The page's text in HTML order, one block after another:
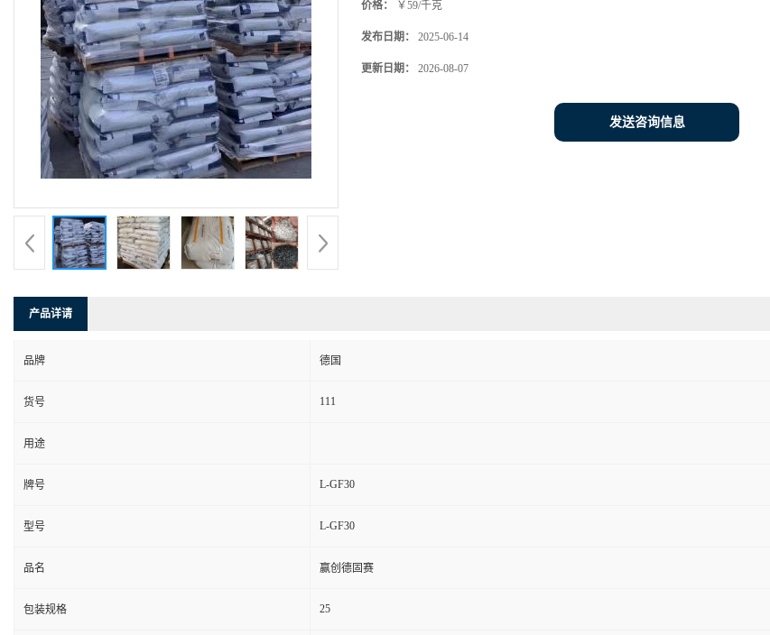
价格： ￥59/千克
发布日期： 2025-06-14
更新日期： 2026-08-07
发送咨询信息
产品详请
品牌 德国
货号 111
用途
牌号 L-GF30
型号 L-GF30
品名 赢创德固赛
包装规格 25